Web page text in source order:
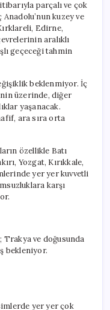
parçalı ve çok
kuzey ve
Edirne,
aralıklı
geçeceği tahmin
beklenmiyor. İç
üzerinde, diğer
yaşanacak.
ara sıra orta
özellikle Batı
Yozgat, Kırıkkale,
yer yer kuvvetli
karşı
ve doğusunda
bekleniyor.
yer yer çok